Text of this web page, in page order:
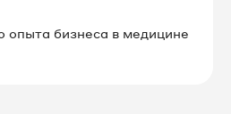
опыта бизнеса в⁠ ⁠медицине